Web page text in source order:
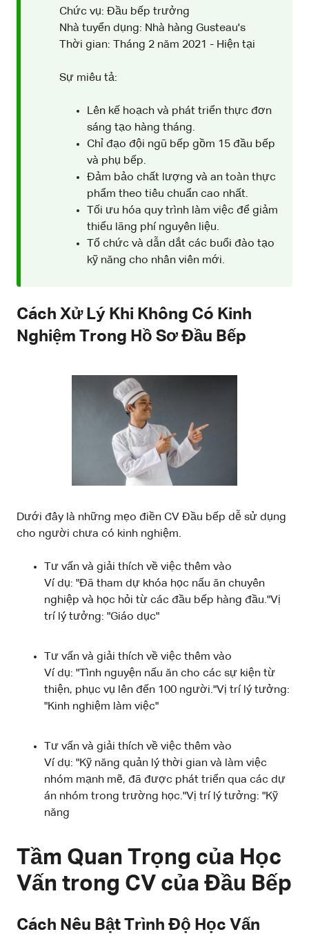
Chức vụ: Đầu bếp trưởng
Nhà tuyển dụng: Nhà hàng Gusteau's
Thời gian: Tháng 2 năm 2021 - Hiện tại
Sự miêu tả:
Lên kế hoạch và phát triển thực đơn
sáng tạo hàng tháng.
Chỉ đạo đội ngũ bếp gồm 15 đầu bếp
và phụ bếp.
Đảm bảo chất lượng và an toàn thực
phẩm theo tiêu chuẩn cao nhất.
Tối ưu hóa quy trình làm việc để giảm
thiểu lãng phí nguyên liệu.
Tổ chức và dẫn dắt các buổi đào tạo
kỹ năng cho nhân viên mới.
Cách Xử Lý Khi Không Có Kinh
Nghiệm Trong Hồ Sơ Đầu Bếp
Dưới đây là những mẹo điền CV Đầu bếp dễ sử dụng
cho người chưa có kinh nghiệm.
Tư vấn và giải thích về việc thêm vào
Ví dụ: "Đã tham dự khóa học nấu ăn chuyên
nghiệp và học hỏi từ các đầu bếp hàng đầu."Vị
trí lý tưởng: "Giáo dục"
Tư vấn và giải thích về việc thêm vào
Ví dụ: "Tình nguyện nấu ăn cho các sự kiện từ
thiện, phục vụ lên đến 100 người."Vị trí lý tưởng:
"Kinh nghiệm làm việc"
Tư vấn và giải thích về việc thêm vào
Ví dụ: "Kỹ năng quản lý thời gian và làm việc
nhóm mạnh mẽ, đã được phát triển qua các dự
án nhóm trong trường học."Vị trí lý tưởng: "Kỹ
năng
Tầm Quan Trọng của Học
Vấn trong CV của Đầu Bếp
Cách Nêu Bật Trình Độ Học Vấn